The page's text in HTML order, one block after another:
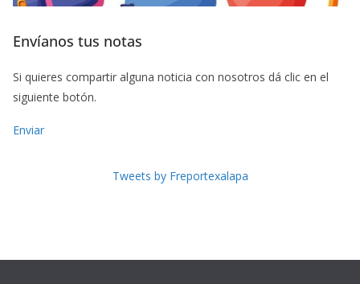
Envíanos tus notas
Si quieres compartir alguna noticia con nosotros dá clic en el
siguiente botón.
Enviar
Tweets by Freportexalapa